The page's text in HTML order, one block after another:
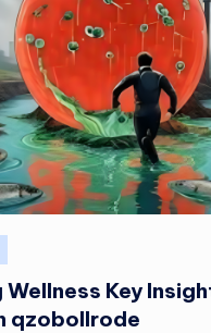
Key
qzobollrode